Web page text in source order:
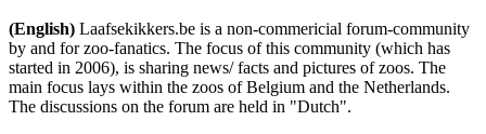
(English) Laafsekikkers.be is a non-commericial forum-community
by and for zoo-fanatics. The focus of this community (which has
started in 2006), is sharing news/ facts and pictures of zoos. The
main focus lays within the zoos of Belgium and the Netherlands.
The discussions on the forum are held in "Dutch".